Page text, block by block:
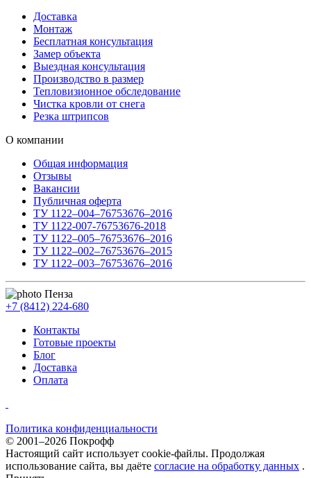
Доставка
Монтаж
Бесплатная консультация
Замер объекта
Выездная консультация
Производство в размер
Тепловизионное обследование
Чистка кровли от снега
Резка штрипсов
О компании
Общая информация
Отзывы
Вакансии
Публичная оферта
ТУ 1122–004–76753676–2016
ТУ 1122-007-76753676-2018
ТУ 1122–005–76753676–2016
ТУ 1122–002–76753676–2015
ТУ 1122–003–76753676–2016
Пенза
+7 (8412) 224-680
Контакты
Готовые проекты
Блог
Доставка
Оплата
Политика конфиденциальности
© 2001–2026 Покрофф
Настоящий сайт использует cookie-файлы. Продолжая
использование сайта, вы даёте согласие на обработку данных .